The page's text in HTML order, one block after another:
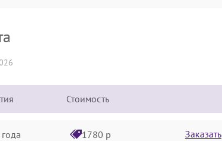
Стоимость
1780 р Заказать